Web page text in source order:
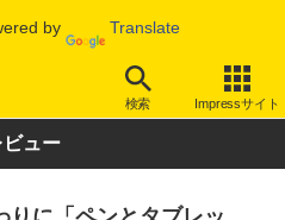
by Translate
検索 Impressサイト
テレワーク
ュー